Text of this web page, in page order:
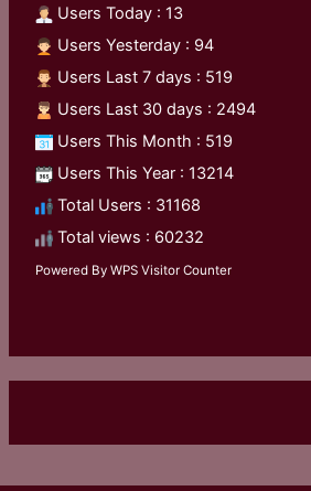
Users Today : 13
Users Yesterday : 94
Users Last 7 days : 519
Users Last 30 days : 2494
Users This Month : 519
Users This Year : 13214
Total Users : 31168
Total views : 60232
Powered ByWPS Visitor Counter